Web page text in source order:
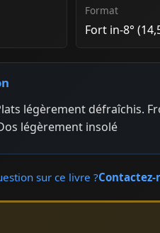
Format
Fort in-8°
légèrement défraîchis.
légèrement insolé
sur ce livre ?Contactez-